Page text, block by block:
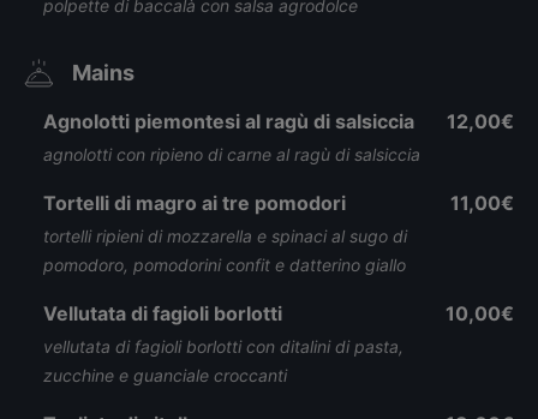
polpette di baccalà con salsa agrodolce
Mains
Agnolotti piemontesi al ragù di salsiccia
agnolotti con ripieno di carne al ragù di salsiccia
12,00€
Tortelli di magro ai tre pomodori
tortelli ripieni di mozzarella e spinaci al sugo di
pomodoro, pomodorini confit e datterino giallo
11,00€
Vellutata di fagioli borlotti
vellutata di fagioli borlotti con ditalini di pasta,
zucchine e guanciale croccanti
10,00€